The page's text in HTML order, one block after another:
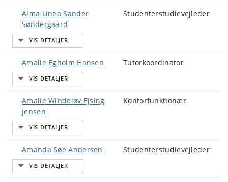
Alma Linea Sander
Søndergaard
Studenterstudievejleder
Amalie Egholm Hansen Tutorkoordinator
Amalie Windeløv Ejsing
Jensen
Kontorfunktionær
Amanda Søe Andersen Studenterstudievejleder